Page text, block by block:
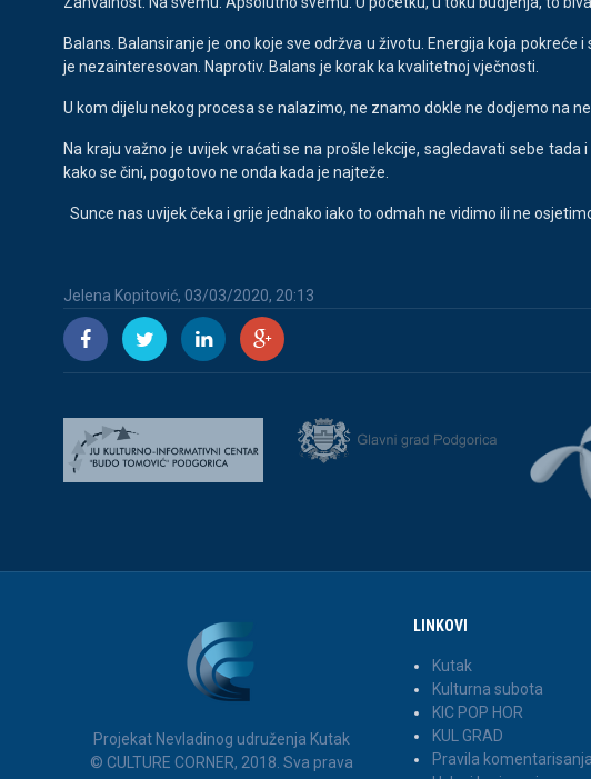
Balans. Balansiranje je ono koje sve održva u životu. Energija koja
je nezainteresovan. Naprotiv. Balans je korak ka kvalitetnoj vječnosti.
U kom dijelu nekog procesa se nalazimo, ne znamo dokle ne dodjemo na
Na kraju važno je uvijek vraćati se na prošle lekcije, sagledavati sebe
kako se čini, pogotovo ne onda kada je najteže.
Sunce nas uvijek čeka i grije jednako iako to odmah ne vidimo ili ne
Jelena Kopitović, 03/03/2020, 20:13
Projekat Nevladinog udruženja Kutak
© CULTURE CORNER, 2018. Sva prava
LINKOVI
Kutak
Kulturna subota
KIC POP HOR
KUL GRAD
Pravila komentarisanja